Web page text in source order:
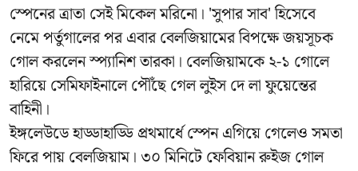
স্পেনের ত্রাতা সেই মিকেল মরিনো। 'সুপার সাব' হিসেবে
নেমে পর্তুগালের পর এবার বেলজিয়ামের বিপক্ষে জয়সূচক
গোল করলেন স্প্যানিশ তারকা। বেলজিয়ামকে ২-১ গোলে
হারিয়ে সেমিফাইনালে পৌঁছে গেল লুইস দে লা ফুয়েন্তের
বাহিনী।
ইঙ্গলেউডে হাড্ডাহাড্ডি প্রথমার্ধে স্পেন এগিয়ে গেলেও সমতা
ফিরে পায় বেলজিয়াম। ৩০ মিনিটে ফেবিয়ান রুইজ গোল